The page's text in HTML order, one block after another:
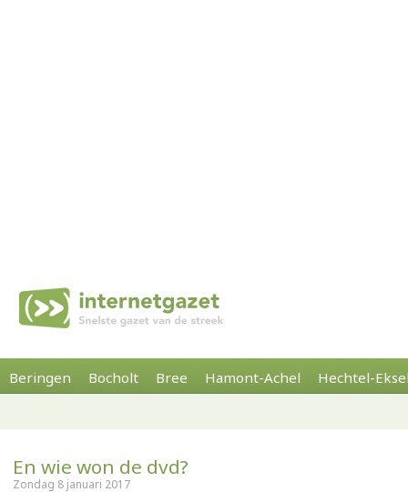
Beringen Bocholt Bree Hamont-Achel Hechtel-
En wie won de dvd?
Zondag 8 januari 2017